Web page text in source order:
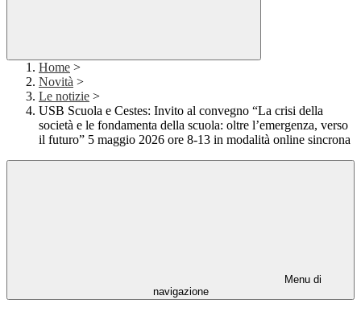
Home >
Novità >
Le notizie >
USB Scuola e Cestes: Invito al convegno “La crisi della
società e le fondamenta della scuola: oltre l’emergenza, verso
il futuro” 5 maggio 2026 ore 8-13 in modalità online sincrona
Menu di
navigazione